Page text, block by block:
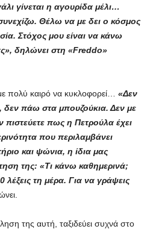
γίνεται η αγουρίδα μέλι…
Θέλω να με δει ο κόσμος
Στόχος μου είναι να κάνω
δηλώνει στη «Freddo»
πολύ καιρό να κυκλοφορεί…
«Δεν
πάω στα μπουζούκια. Δεν με
πιστεύετε πως η Πετρούλα έχει
που περιλαμβάνει
και ψώνια, η ίδια μας
της: «Τι κάνω καθημερινά;
λέξεις τη μέρα. Για να γράψεις
της αυτή, ταξιδεύει συχνά στο